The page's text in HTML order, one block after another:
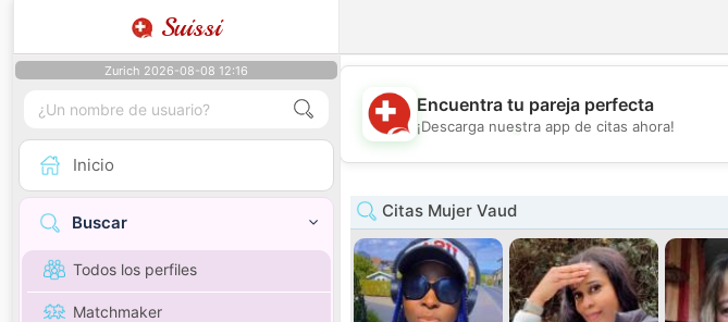
Suissi
Zurich 2026-08-08 12:16
Inicio
Buscar
Todos los perfiles
Matchmaker
💖
Encuentra tu pareja perfecta
¡Descarga nuestra app de citas ahora!
Citas Mujer Vaud